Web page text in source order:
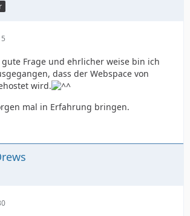
Frage und ehrlicher weise bin ich
dass der Webspace von
wird.
mal in Erfahrung bringen.